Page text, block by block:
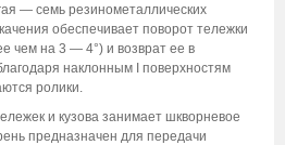
— семь резинометаллических
обеспечивает поворот тележки
чем на 3 — 4°) и возврат ее в
наклонным I поверхностям
ролики.
и кузова занимает шкворневое
предназначен для передачи